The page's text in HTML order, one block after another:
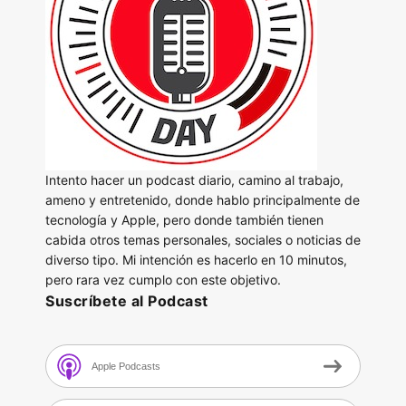
Intento hacer un podcast diario, camino al trabajo,
ameno y entretenido, donde hablo principalmente de
tecnología y Apple, pero donde también tienen
cabida otros temas personales, sociales o noticias de
diverso tipo. Mi intención es hacerlo en 10 minutos,
pero rara vez cumplo con este objetivo.
Suscríbete al Podcast
Apple Podcasts